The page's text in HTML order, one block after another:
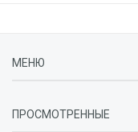
МЕНЮ
ПРОСМОТРЕННЫЕ